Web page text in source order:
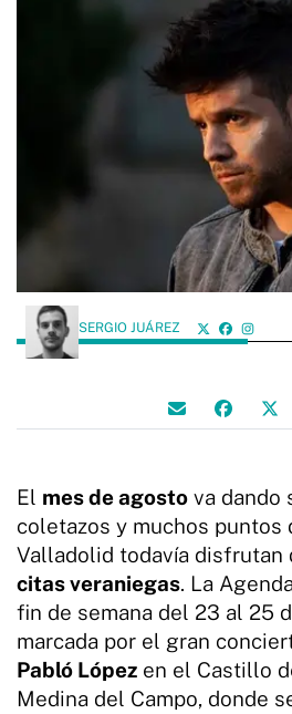
SERGIO JUÁREZ
El mes de agosto va dando
coletazos y muchos puntos
Valladolid todavía disfrutan
citas veraniegas. La
fin de semana del 23 al 25
marcada por el gran
Pabló López en el Castillo
Medina del Campo, donde